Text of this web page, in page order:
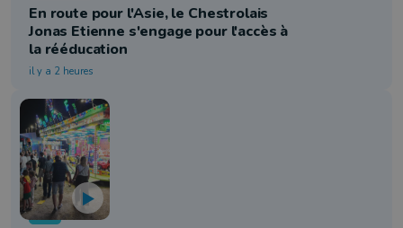
En route pour l'Asie, le Chestrolais
Jonas Etienne s'engage pour l'accès à
la rééducation
il y a 2 heures
Info